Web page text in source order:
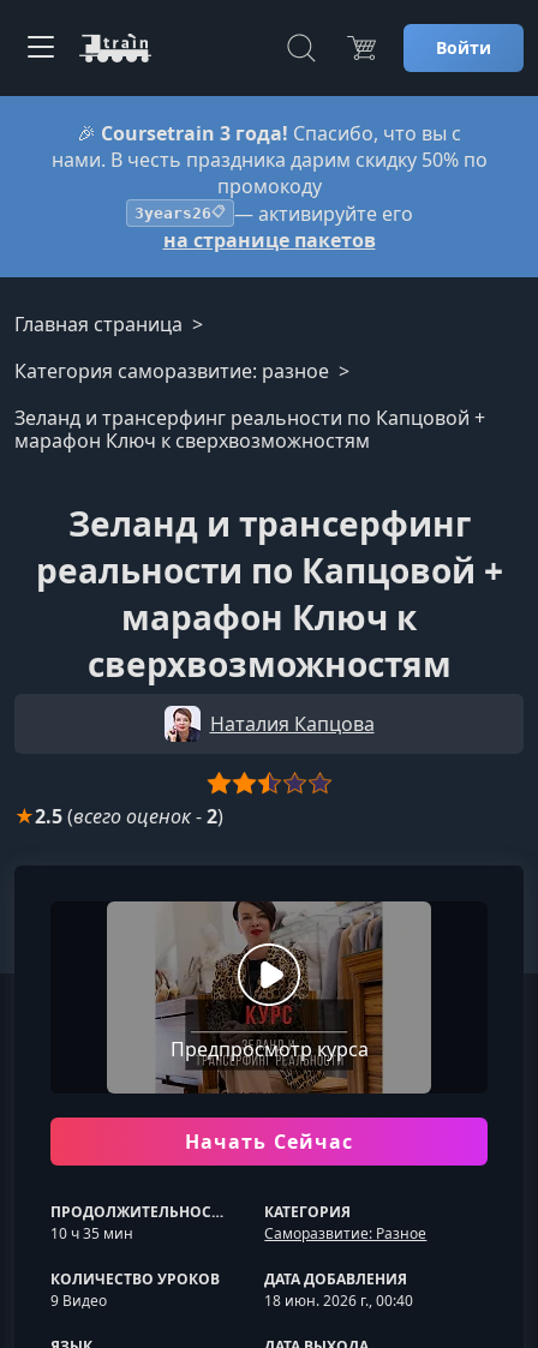
Войти
🎉 Coursetrain 3 года! Спасибо, что вы с
нами. В честь праздника дарим скидку 50% по
промокоду
3years26📋 — активируйте его
на странице пакетов
Главная страница
Категория саморазвитие: разное
Зеланд и трансерфинг реальности по Капцовой +
марафон Ключ к сверхвозможностям
Зеланд и трансерфинг
реальности по Капцовой +
марафон Ключ к
сверхвозможностям
Наталия Капцова
★2.5(всего оценок-2)
Предпросмотр курса
Начать Сейчас
ПРОДОЛЖИТЕЛЬНОСТЬ
10 ч 35 мин
КАТЕГОРИЯ
Саморазвитие: Разное
КОЛИЧЕСТВО УРОКОВ
9 Видео
ДАТА ДОБАВЛЕНИЯ
18 июн. 2026 г., 00:40